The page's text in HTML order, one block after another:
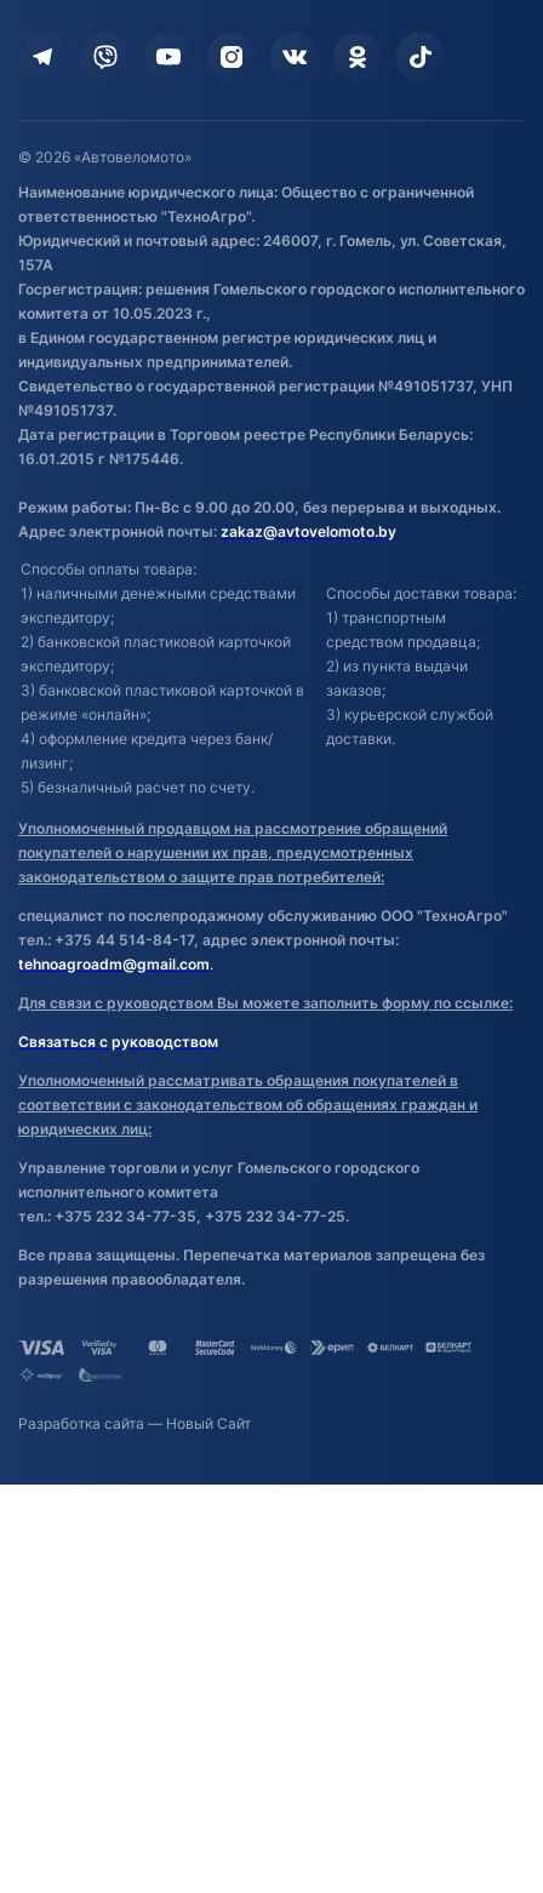
Дополнительные услуги
Оставить отзыв
Договор публичной оферты
Обработка файлов cookie
Постановка транспорта на учет
Обновления в ЭПТС 2024
© 2026 «Автовеломото»
Наименование юридического лица: Общество с ограниченной
ответственностью "ТехноАгро".
Юридический и почтовый адрес: 246007, г. Гомель, ул. Советская,
157А
Госрегистрация: решения Гомельского городского исполнительного
комитета от 10.05.2023 г.,
в Едином государственном регистре юридических лиц и
индивидуальных предпринимателей.
Свидетельство о государственной регистрации №491051737, УНП
№491051737.
Дата регистрации в Торговом реестре Республики Беларусь:
16.01.2015 г №175446.
Режим работы: Пн-Вс с 9.00 до 20.00, без перерыва и выходных.
Адрес электронной почты: zakaz@avtovelomoto.by
Способы оплаты товара:
1) наличными денежными средствами
экспедитору;
2) банковской пластиковой карточкой
экспедитору;
3) банковской пластиковой карточкой в
режиме «онлайн»;
4) оформление кредита через банк/
лизинг;
5) безналичный расчет по счету.
Способы доставки товара:
1) транспортным
средством продавца;
2) из пункта выдачи
заказов;
3) курьерской службой
доставки.
Уполномоченный продавцом на рассмотрение обращений
покупателей о нарушении их прав, предусмотренных
законодательством о защите прав потребителей:
специалист по послепродажному обслуживанию ООО "ТехноАгро"
тел.: +375 44 514-84-17, адрес электронной почты:
tehnoagroadm@gmail.com.
Для связи с руководством Вы можете заполнить форму по ссылке:
Связаться с руководством
Уполномоченный рассматривать обращения покупателей в
соответствии с законодательством об обращениях граждан и
юридических лиц:
Управление торговли и услуг Гомельского городского
исполнительного комитета
тел.: +375 232 34-77-35, +375 232 34-77-25.
Все права защищены. Перепечатка материалов запрещена без
разрешения правообладателя.
Разработка сайта — Новый Сайт